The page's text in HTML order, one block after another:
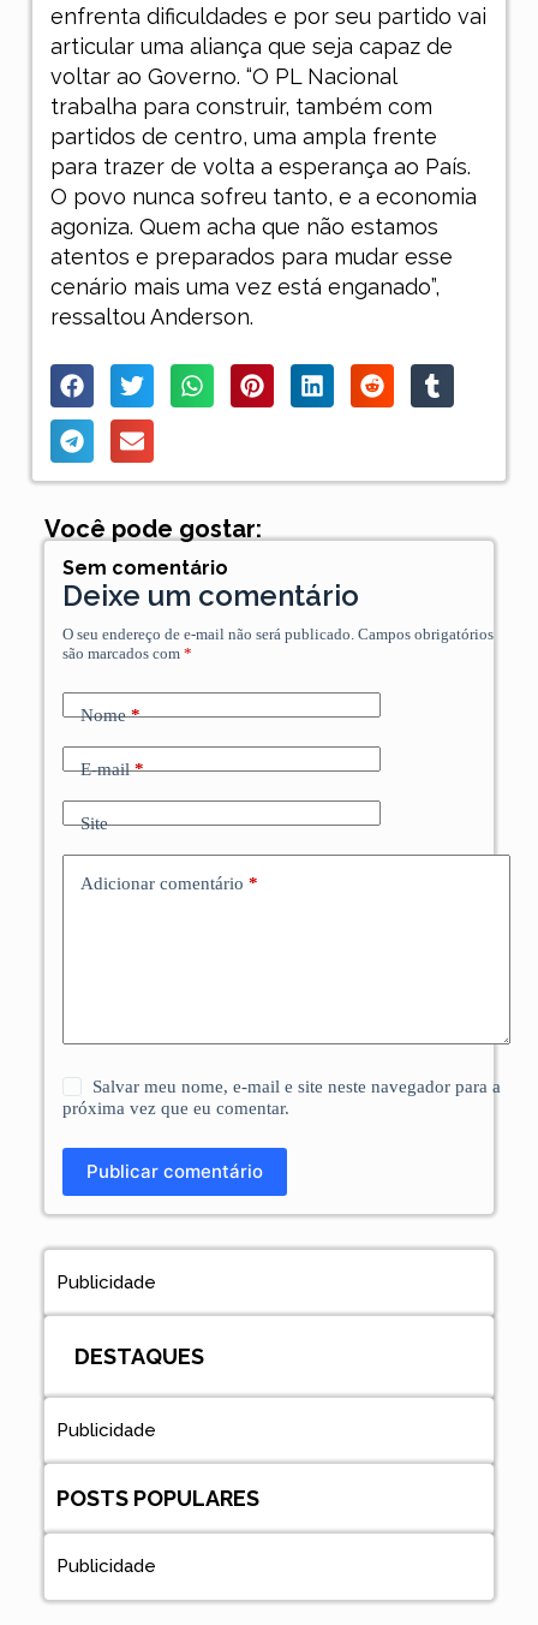
enfrenta dificuldades e por seu partido vai
articular uma aliança que seja capaz de
voltar ao Governo. “O PL Nacional
trabalha para construir, também com
partidos de centro, uma ampla frente
para trazer de volta a esperança ao País.
O povo nunca sofreu tanto, e a economia
agoniza. Quem acha que não estamos
atentos e preparados para mudar esse
cenário mais uma vez está enganado”,
ressaltou Anderson.
Você pode gostar:
Sem comentário
Deixe um comentário
O seu endereço de e-mail não será publicado. Campos obrigatórios
são marcados com *
Nome*
E-mail*
Site
Adicionar comentário *
Salvar meu nome, e-mail e site neste navegador para a
próxima vez que eu comentar.
Publicar comentário
Publicidade
DESTAQUES
Publicidade
POSTS POPULARES
Publicidade